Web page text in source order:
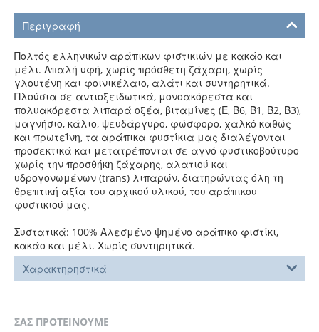
Περιγραφή
Πολτός ελληνικών αράπικων φιστικιών με κακάο και
μέλι. Απαλή υφή, χωρίς πρόσθετη ζάχαρη, χωρίς
γλουτένη και φοινικέλαιο, αλάτι και συντηρητικά.
Πλούσια σε αντιοξειδωτικά, μονοακόρεστα και
πολυακόρεστα λιπαρά οξέα, βιταμίνες (Ε, Β6, Β1, Β2, Β3),
μαγνήσιο, κάλιο, ψευδάργυρο, φώσφορο, χαλκό καθώς
και πρωτεΐνη, τα αράπικα φυστίκια μας διαλέγονται
προσεκτικά και μετατρέπονται σε αγνό φυστικοβούτυρο
χωρίς την προσθήκη ζάχαρης, αλατιού και
υδρογονωμένων (trans) λιπαρών, διατηρώντας όλη τη
θρεπτική αξία του αρχικού υλικού, του αράπικου
φυστικιού μας.
Συστατικά: 100% Αλεσμένο ψημένο αράπικο φιστίκι,
κακάο και μέλι. Χωρίς συντηρητικά.
Χαρακτηρηστικά
ΣΑΣ ΠΡΟΤΕΙΝΟΥΜΕ